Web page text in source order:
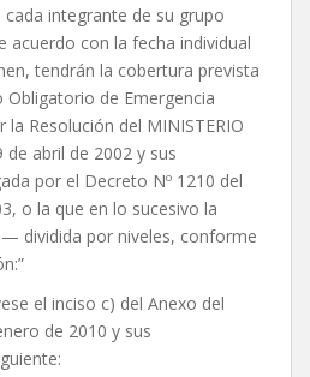
cada integrante de su grupo
acuerdo con la fecha individual
tendrán la cobertura prevista
de Emergencia
Resolución del MINISTERIO
de abril de 2002 y sus
por el Decreto Nº 1210 del
o la que en lo sucesivo la
dividida por niveles, conforme
el inciso c) del Anexo del
de 2010 y sus